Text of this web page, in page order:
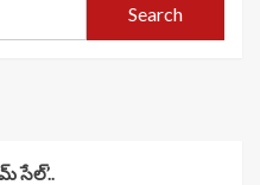
Search
సేల్’..